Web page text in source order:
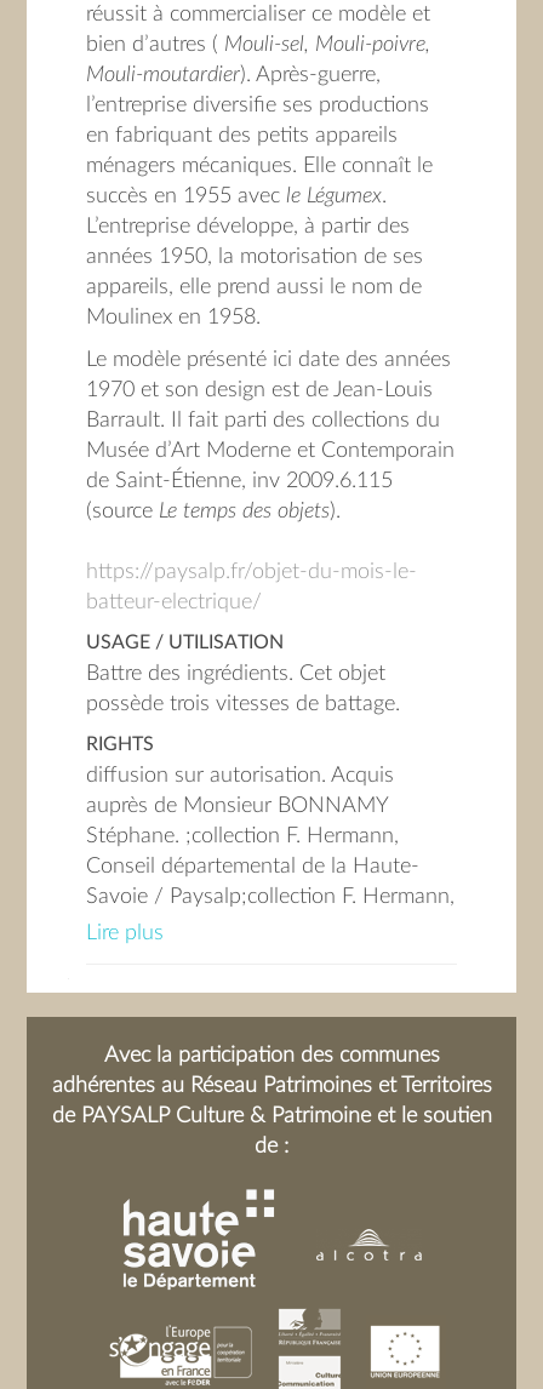
réussit à commercialiser ce modèle et
bien d’autres ( Mouli-sel, Mouli-poivre,
Mouli-moutardier). Après-guerre,
l’entreprise diversifie ses productions
en fabriquant des petits appareils
ménagers mécaniques. Elle connaît le
succès en 1955 avecle Légumex.
L’entreprise développe, à partir des
années 1950, la motorisation de ses
appareils, elle prend aussi le nom de
Moulinex en 1958.
Le modèle présenté ici date des années
1970 et son design est de Jean-Louis
Barrault. Il fait parti des collections du
Musée d’Art Moderne et Contemporain
de Saint-Étienne, inv 2009.6.115
(source Le temps des objets).
https://paysalp.fr/objet-du-mois-le-
batteur-electrique/
USAGE / UTILISATION
Battre des ingrédients. Cet objet
possède trois vitesses de battage.
RIGHTS
diffusion sur autorisation. Acquis
auprès de Monsieur BONNAMY
Stéphane. ;collection F. Hermann,
Conseil départemental de la Haute-
Savoie / Paysalp;collection F. Hermann,
Conseil départemental de la Haute-
Lire plus
Avec la participation des communes
adhérentes au Réseau Patrimoines et Territoires
de PAYSALP Culture & Patrimoine et le soutien
de :